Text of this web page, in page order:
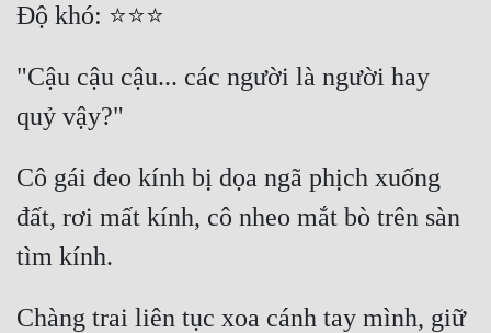
Độ khó: ⭐⭐⭐
"Cậu cậu cậu... các người là người hay
quỷ vậy?"
Cô gái đeo kính bị dọa ngã phịch xuống
đất, rơi mất kính, cô nheo mắt bò trên sàn
tìm kính.
Chàng trai liên tục xoa cánh tay mình, giữ